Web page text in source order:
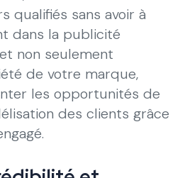
qualifiés sans avoir à
dans la publicité
non seulement
de votre marque,
les opportunités de
des clients grâce